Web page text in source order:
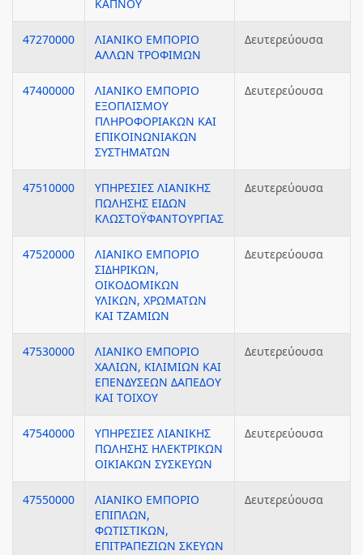
ΚΑΠΝΟΥ
47270000
ΛΙΑΝΙΚΟ ΕΜΠΟΡΙΟ
ΑΛΛΩΝ ΤΡΟΦΙΜΩΝ
Δευτερεύουσα
47400000
ΛΙΑΝΙΚΟ ΕΜΠΟΡΙΟ
ΕΞΟΠΛΙΣΜΟΥ
ΠΛΗΡΟΦΟΡΙΑΚΩΝ ΚΑΙ
ΕΠΙΚΟΙΝΩΝΙΑΚΩΝ
ΣΥΣΤΗΜΑΤΩΝ
Δευτερεύουσα
47510000
ΥΠΗΡΕΣΙΕΣ ΛΙΑΝΙΚΗΣ
ΠΩΛΗΣΗΣ ΕΙΔΩΝ
ΚΛΩΣΤΟΫΦΑΝΤΟΥΡΓΙΑΣ
Δευτερεύουσα
47520000
ΛΙΑΝΙΚΟ ΕΜΠΟΡΙΟ
ΣΙΔΗΡΙΚΩΝ,
ΟΙΚΟΔΟΜΙΚΩΝ
ΥΛΙΚΩΝ, ΧΡΩΜΑΤΩΝ
ΚΑΙ ΤΖΑΜΙΩΝ
Δευτερεύουσα
47530000
ΛΙΑΝΙΚΟ ΕΜΠΟΡΙΟ
ΧΑΛΙΩΝ, ΚΙΛΙΜΙΩΝ ΚΑΙ
ΕΠΕΝΔΥΣΕΩΝ ΔΑΠΕΔΟΥ
ΚΑΙ ΤΟΙΧΟΥ
Δευτερεύουσα
47540000
ΥΠΗΡΕΣΙΕΣ ΛΙΑΝΙΚΗΣ
ΠΩΛΗΣΗΣ ΗΛΕΚΤΡΙΚΩΝ
ΟΙΚΙΑΚΩΝ ΣΥΣΚΕΥΩΝ
Δευτερεύουσα
47550000
ΛΙΑΝΙΚΟ ΕΜΠΟΡΙΟ
ΕΠΙΠΛΩΝ,
ΦΩΤΙΣΤΙΚΩΝ,
ΕΠΙΤΡΑΠΕΖΙΩΝ ΣΚΕΥΩΝ
Δευτερεύουσα